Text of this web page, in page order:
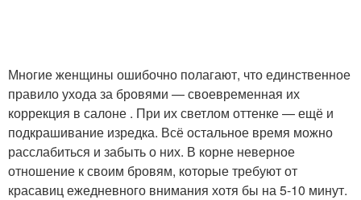
Многие женщины ошибочно полагают, что единственное
правило ухода за бровями — своевременная их
коррекция в салоне . При их светлом оттенке — ещё и
подкрашивание изредка. Всё остальное время можно
расслабиться и забыть о них. В корне неверное
отношение к своим бровям, которые требуют от
красавиц ежедневного внимания хотя бы на 5-10 минут.